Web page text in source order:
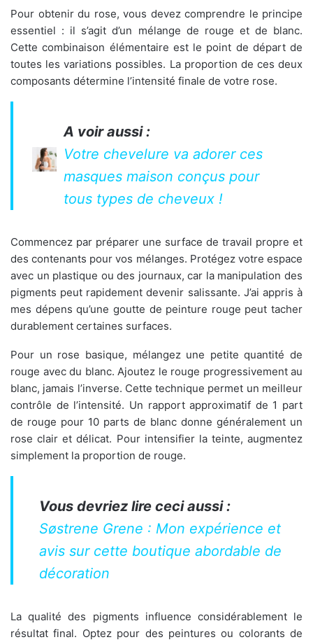
Pour obtenir du rose, vous devez comprendre le principe
essentiel : il s’agit d’un mélange de rouge et de blanc.
Cette combinaison élémentaire est le point de départ de
toutes les variations possibles. La proportion de ces deux
composants détermine l’intensité finale de votre rose.
A voir aussi :
Votre chevelure va adorer ces
masques maison conçus pour
tous types de cheveux !
Commencez par préparer une surface de travail propre et
des contenants pour vos mélanges. Protégez votre espace
avec un plastique ou des journaux, car la manipulation des
pigments peut rapidement devenir salissante. J’ai appris à
mes dépens qu’une goutte de peinture rouge peut tacher
durablement certaines surfaces.
Pour un rose basique, mélangez une petite quantité de
rouge avec du blanc. Ajoutez le rouge progressivement au
blanc, jamais l’inverse. Cette technique permet un meilleur
contrôle de l’intensité. Un rapport approximatif de 1 part
de rouge pour 10 parts de blanc donne généralement un
rose clair et délicat. Pour intensifier la teinte, augmentez
simplement la proportion de rouge.
Vous devriez lire ceci aussi :
Søstrene Grene : Mon expérience et
avis sur cette boutique abordable de
décoration
La qualité des pigments influence considérablement le
résultat final. Optez pour des peintures ou colorants de